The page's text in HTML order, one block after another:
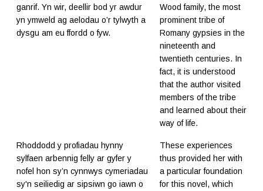
ganrif. Yn wir, deellir bod yr awdur
yn ymweld ag aelodau o’r tylwyth a
dysgu am eu ffordd o fyw.
Wood family, the most
prominent tribe of
Romany gypsies in the
nineteenth and
twentieth centuries. In
fact, it is understood
that the author visited
members of the tribe
and learned about their
way of life.
Rhoddodd y profiadau hynny
sylfaen arbennig felly ar gyfer y
nofel hon sy’n cynnwys cymeriadau
sy'n seiliedig ar sipsiwn go iawn o
These experiences
thus provided her with
a particular foundation
for this novel, which